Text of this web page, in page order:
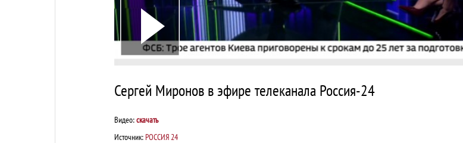
Сергей Миронов в эфире телеканала Россия-24
Видео:скачать
Источник:РОССИЯ 24